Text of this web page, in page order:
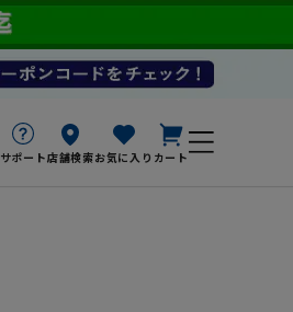
サポート店舗検索お気に入り カート